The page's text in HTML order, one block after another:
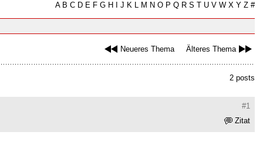
AB C D E F G H J K L M N O P Q R S T U V W X Y Z #
Neueres Thema Älteres Thema
2 posts
#1
Zitat